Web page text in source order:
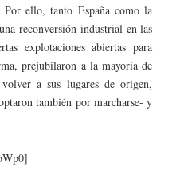
ello, tanto España como la
reconversión industrial en las
explotaciones abiertas para
prejubilaron a la mayoría de
a sus lugares de origen,
también por marcharse- y